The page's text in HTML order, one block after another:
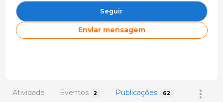
dos produtores de suínos do país.
Seguir
Enviar mensagem
Atividade Eventos 2 Publicações 62 Notícias